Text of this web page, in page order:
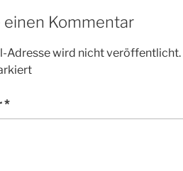
einen Kommentar
Adresse wird nicht veröffentlicht.
*